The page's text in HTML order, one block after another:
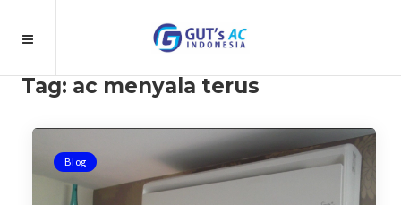
Tag: ac menyala terus
Blog